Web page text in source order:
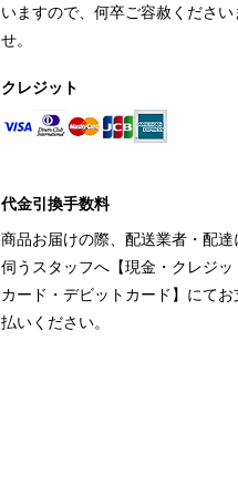
いますので、何卒ご容赦ください
せ。
クレジット
代金引換手数料
商品お届けの際、配送業者・配達
伺うスタッフへ【現金・クレジッ
カード・デビットカード】にてお
払いください。